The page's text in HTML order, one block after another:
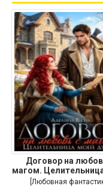
Договор на
магом.
души
[Любовная